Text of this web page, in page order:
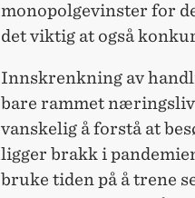
monopolgevinster for
det viktig at også
Innskrenkning av
bare rammet
vanskelig å forstå at
ligger brakk i
bruke tiden på å trene